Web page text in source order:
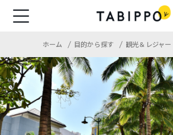
ホーム 目的から探す 観光＆レジャー